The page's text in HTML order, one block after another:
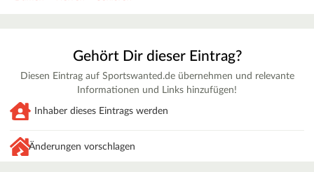
Gehört Dir dieser Eintrag?
Diesen Eintrag auf Sportswanted.de übernehmen und relevante
Informationen und Links hinzufügen!
Inhaber dieses Eintrags werden
Änderungen vorschlagen